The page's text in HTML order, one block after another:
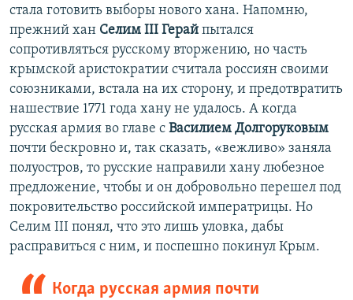
стала готовить выборы нового хана. Напомню,
прежний хан Селим III Герай пытался
сопротивляться русскому вторжению, но часть
крымской аристократии считала россиян своими
союзниками, встала на их сторону, и предотвратить
нашествие 1771 года хану не удалось. А когда
русская армия во главе с Василием Долгоруковым
почти бескровно и, так сказать, «вежливо» заняла
полуостров, то русские направили хану любезное
предложение, чтобы и он добровольно перешел под
покровительство российской императрицы. Но
Селим III понял, что это лишь уловка, дабы
расправиться с ним, и поспешно покинул Крым.
Когда русская армия почти